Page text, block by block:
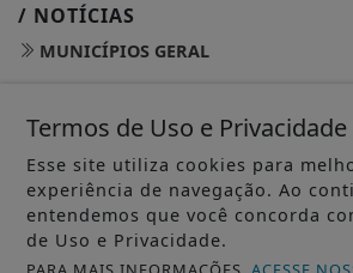
/ NOTÍCIAS
MUNICÍPIOS GERAL
LARANJAL DO JARI
OIAPOQUE
Termos de Uso e Privacidade
Esse site utiliza cookies para
experiência de navegação. Ao
entendemos que você concorda
de Uso e Privacidade.